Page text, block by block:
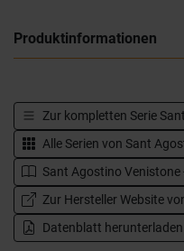
Produktinformationen
Zur kompletten Serie
Alle Serien von Sant
Sant Agostino Venistone
Zur Hersteller Website
Datenblatt herunterladen